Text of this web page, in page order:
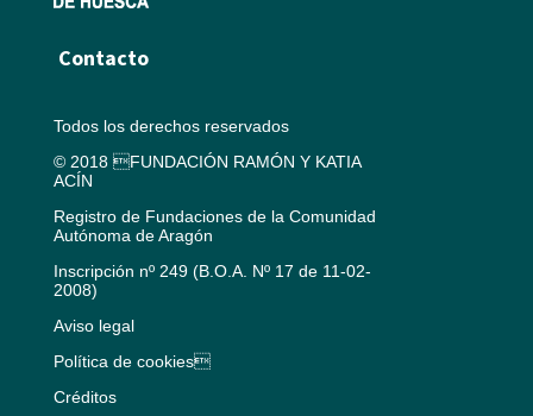
Contacto
Todos los derechos reservados
© 2018 FUNDACIÓN RAMÓN Y KATIA
ACÍN
Registro de Fundaciones de la Comunidad
Autónoma de Aragón
Inscripción nº 249 (B.O.A. Nº 17 de 11-02-
2008)
Aviso legal
Política de cookies
Créditos